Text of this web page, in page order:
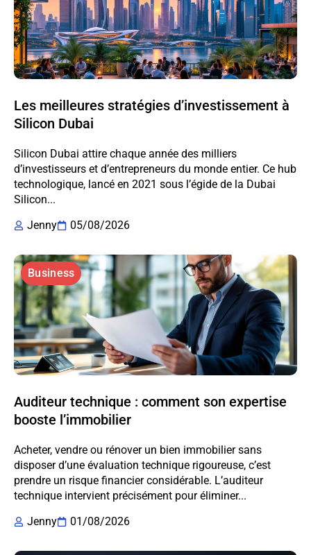
Les meilleures stratégies d’investissement à
Silicon Dubai
Silicon Dubai attire chaque année des milliers
d’investisseurs et d’entrepreneurs du monde entier. Ce hub
technologique, lancé en 2021 sous l’égide de la Dubai
Silicon...
Jenny
05/08/2026
Business
Auditeur technique : comment son expertise
booste l’immobilier
Acheter, vendre ou rénover un bien immobilier sans
disposer d’une évaluation technique rigoureuse, c’est
prendre un risque financier considérable. L’auditeur
technique intervient précisément pour éliminer...
Jenny
01/08/2026